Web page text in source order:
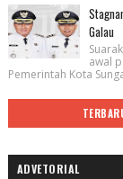
Galau
awal
Pemerintah Kota
ADVETORIAL